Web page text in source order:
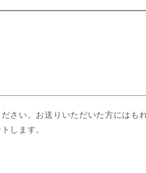
さい。お送りいただいた方にはも
します。